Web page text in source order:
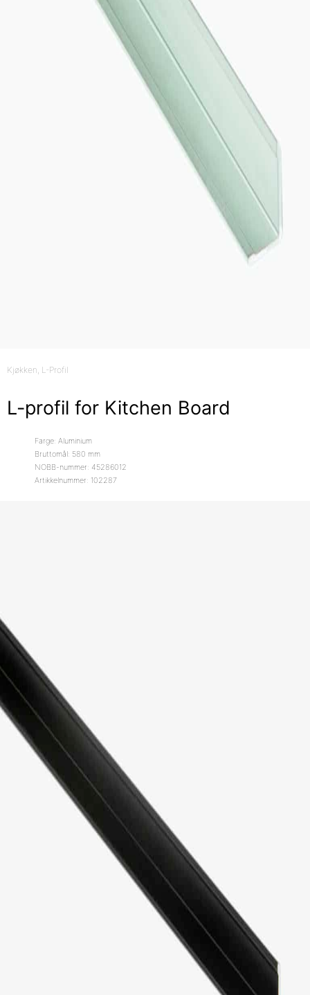
Kjøkken, L-Profil
L-profil for Kitchen Board
Farge: Aluminium
Bruttomål: 580 mm
NOBB-nummer: 45286012
Artikkelnummer: 102287